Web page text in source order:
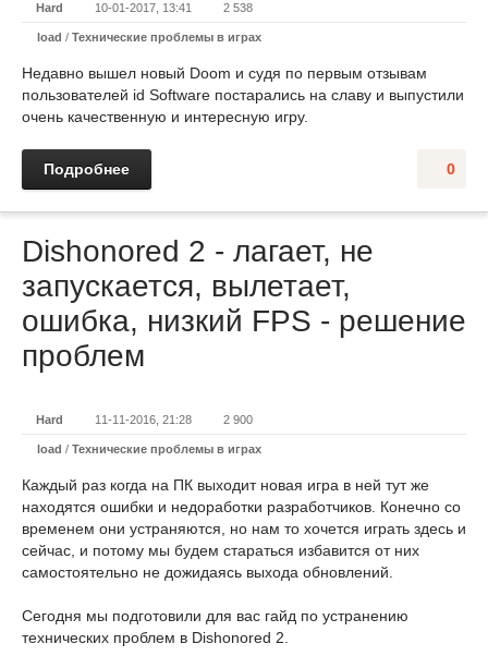
Hard 10-01-2017, 13:41 2 538
load / Технические проблемы в играх
Недавно вышел новый Doom и судя по первым отзывам
пользователей id Software постарались на славу и выпустили
очень качественную и интересную игру.
0
Подробнее
Dishonored 2 - лагает, не
запускается, вылетает,
ошибка, низкий FPS - решение
проблем
Hard 11-11-2016, 21:28 2 900
load / Технические проблемы в играх
Каждый раз когда на ПК выходит новая игра в ней тут же
находятся ошибки и недоработки разработчиков. Конечно со
временем они устраняются, но нам то хочется играть здесь и
сейчас, и потому мы будем стараться избавится от них
самостоятельно не дожидаясь выхода обновлений.
Сегодня мы подготовили для вас гайд по устранению
технических проблем в Dishonored 2.